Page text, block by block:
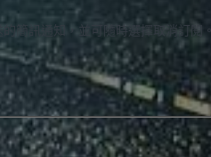
簡訊通知，並可隨時選擇取消訂閱。